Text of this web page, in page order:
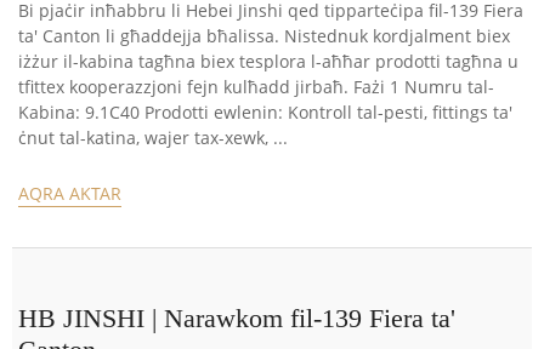
Bi pjaċir inħabbru li Hebei Jinshi qed tipparteċipa fil-139 Fiera
ta' Canton li għaddejja bħalissa. Nistednuk kordjalment biex
iżżur il-kabina tagħna biex tesplora l-aħħar prodotti tagħna u
tfittex kooperazzjoni fejn kulħadd jirbaħ. Fażi 1 Numru tal-
Kabina: 9.1C40 Prodotti ewlenin: Kontroll tal-pesti, fittings ta'
ċnut tal-katina, wajer tax-xewk, ...
AQRA AKTAR
HB JINSHI | Narawkom fil-139 Fiera ta'